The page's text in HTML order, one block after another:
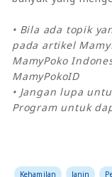
• Bila ada topik
pada artikel
MamyPoko
MamyPokoID
• Jangan lupa
Program untuk
Kehamilan Janin